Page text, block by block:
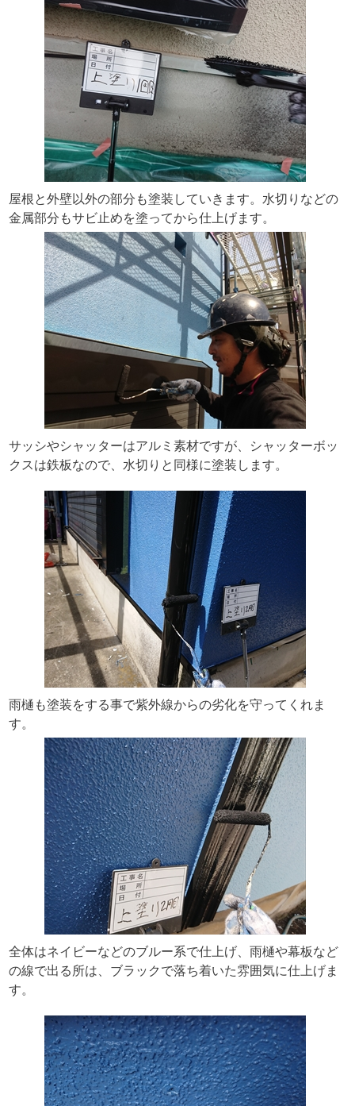
屋根と外壁以外の部分も塗装していきます。水切りなどの
金属部分もサビ止めを塗ってから仕上げます。
サッシやシャッターはアルミ素材ですが、シャッターボッ
クスは鉄板なので、水切りと同様に塗装します。
雨樋も塗装をする事で紫外線からの劣化を守ってくれま
す。
全体はネイビーなどのブルー系で仕上げ、雨樋や幕板など
の線で出る所は、ブラックで落ち着いた雰囲気に仕上げま
す。